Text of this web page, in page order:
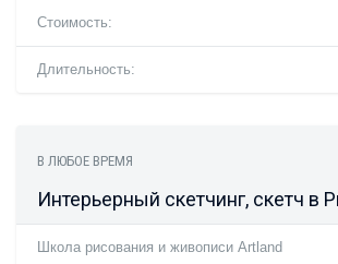
Стоимость:
Длительность:
В ЛЮБОЕ ВРЕМЯ
Интерьерный скетчинг, скетч в
Школа рисования и живописи Artland